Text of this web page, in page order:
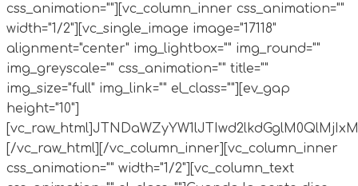
css_animation=""][vc_column_inner css_animation=""
width="1/2"][vc_single_image image="17118"
alignment="center" img_lightbox="" img_round=""
img_greyscale="" css_animation="" title=""
img_size="full" img_link="" el_class=""][ev_gap
height="10"]
[/vc_raw_html][/vc_column_inner][vc_column_inner
css_animation="" width="1/2"][vc_column_text